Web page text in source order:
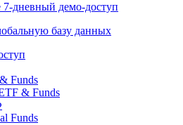
7-дневный демо-доступ
базу данных
Funds
& Funds
Funds